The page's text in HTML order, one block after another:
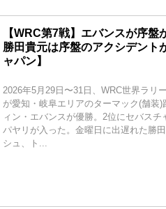
【WRC第7戦】エバンスが序盤
勝田貴元は序盤のアクシデント
ャパン】
2026年5月29日〜31日、WRC世界ラリ
が愛知・岐阜エリアのターマック(舗装
ィン・エバンスが優勝。2位にセバスチ
パヤリが入った。金曜日に出遅れた勝
シュ、ト...